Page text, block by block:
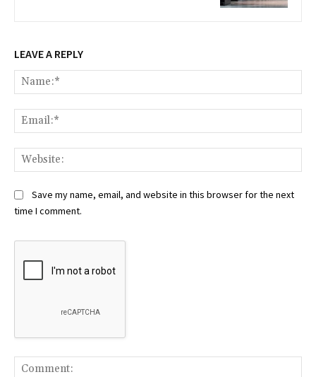
LEAVE A REPLY
Save my name, email, and website in this browser for the next
time I comment.